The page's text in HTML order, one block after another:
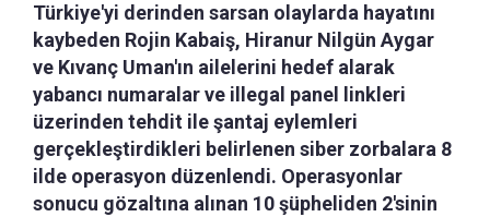
Türkiye'yi derinden sarsan olaylarda hayatını
kaybeden Rojin Kabaiş, Hiranur Nilgün Aygar
ve Kıvanç Uman'ın ailelerini hedef alarak
yabancı numaralar ve illegal panel linkleri
üzerinden tehdit ile şantaj eylemleri
gerçekleştirdikleri belirlenen siber zorbalara 8
ilde operasyon düzenlendi. Operasyonlar
sonucu gözaltına alınan 10 şüpheliden 2'sinin